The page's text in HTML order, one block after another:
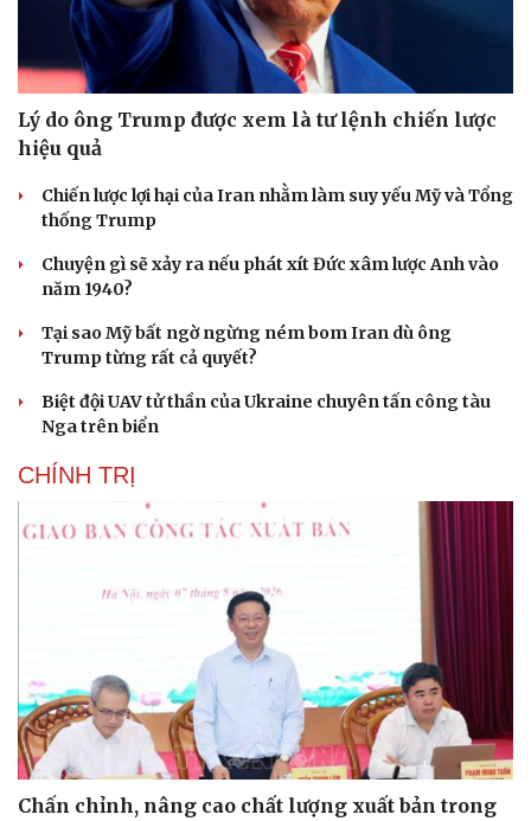
Cải chính
Lý do ông Trump được xem là tư lệnh chiến lược
hiệu quả
Chiến lược lợi hại của Iran nhằm làm suy yếu Mỹ và Tổng
thống Trump
Chuyện gì sẽ xảy ra nếu phát xít Đức xâm lược Anh vào
năm 1940?
Tại sao Mỹ bất ngờ ngừng ném bom Iran dù ông
Trump từng rất cả quyết?
Biệt đội UAV tử thần của Ukraine chuyên tấn công tàu
Nga trên biển
CHÍNH TRỊ
Chấn chỉnh, nâng cao chất lượng xuất bản trong